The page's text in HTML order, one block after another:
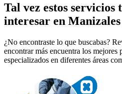
Tal vez estos
interesar en Manizales
¿No encontraste lo que buscabas?
encontrar más encuentra los mejores
especializados en diferentes áreas